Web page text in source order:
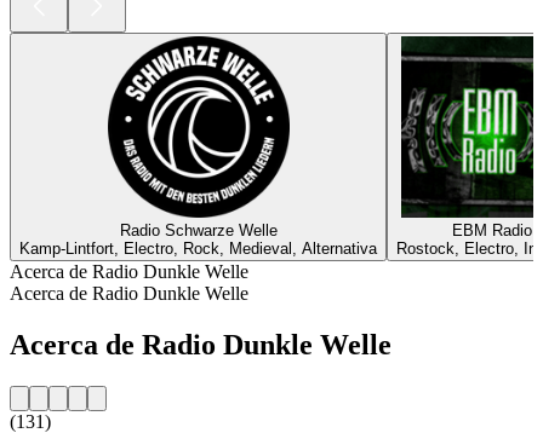
Radio Schwarze Welle
Kamp-Lintfort, Electro, Rock, Medieval, Alternativa
EBM Radio
Rostock, Electro,
Acerca de Radio Dunkle Welle
Acerca de Radio Dunkle Welle
Acerca de Radio Dunkle Welle
(131)